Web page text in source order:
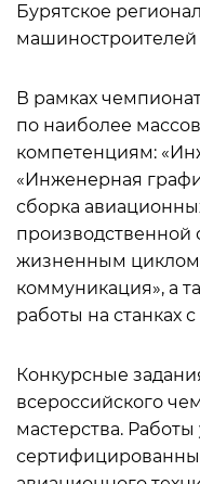
Бурятское
машиностроителей
В рамках
по наиболее
компетенциям:
«Инженерная
сборка
производственной
жизненным
коммуникация», а
работы на станках
Конкурсные
всероссийского
мастерства.